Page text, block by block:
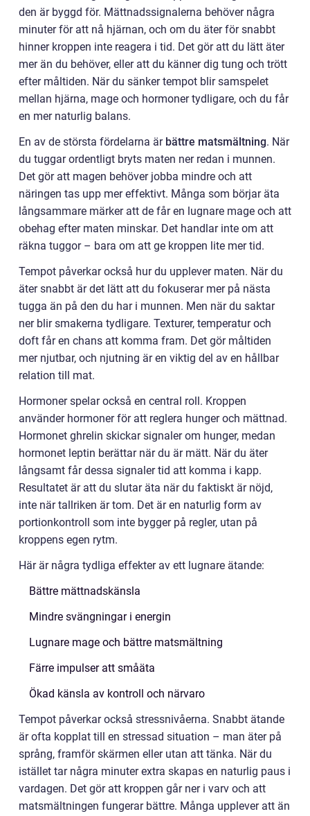
den är byggd för. Mättnadssignalerna behöver några
minuter för att nå hjärnan, och om du äter för snabbt
hinner kroppen inte reagera i tid. Det gör att du lätt äter
mer än du behöver, eller att du känner dig tung och trött
efter måltiden. När du sänker tempot blir samspelet
mellan hjärna, mage och hormoner tydligare, och du får
en mer naturlig balans.
En av de största fördelarna är bättre matsmältning. När
du tuggar ordentligt bryts maten ner redan i munnen.
Det gör att magen behöver jobba mindre och att
näringen tas upp mer effektivt. Många som börjar äta
långsammare märker att de får en lugnare mage och att
obehag efter maten minskar. Det handlar inte om att
räkna tuggor – bara om att ge kroppen lite mer tid.
Tempot påverkar också hur du upplever maten. När du
äter snabbt är det lätt att du fokuserar mer på nästa
tugga än på den du har i munnen. Men när du saktar
ner blir smakerna tydligare. Texturer, temperatur och
doft får en chans att komma fram. Det gör måltiden
mer njutbar, och njutning är en viktig del av en hållbar
relation till mat.
Hormoner spelar också en central roll. Kroppen
använder hormoner för att reglera hunger och mättnad.
Hormonet ghrelin skickar signaler om hunger, medan
hormonet leptin berättar när du är mätt. När du äter
långsamt får dessa signaler tid att komma i kapp.
Resultatet är att du slutar äta när du faktiskt är nöjd,
inte när tallriken är tom. Det är en naturlig form av
portionkontroll som inte bygger på regler, utan på
kroppens egen rytm.
Här är några tydliga effekter av ett lugnare ätande:
Bättre mättnadskänsla
Mindre svängningar i energin
Lugnare mage och bättre matsmältning
Färre impulser att småäta
Ökad känsla av kontroll och närvaro
Tempot påverkar också stressnivåerna. Snabbt ätande
är ofta kopplat till en stressad situation – man äter på
språng, framför skärmen eller utan att tänka. När du
istället tar några minuter extra skapas en naturlig paus i
vardagen. Det gör att kroppen går ner i varv och att
matsmältningen fungerar bättre. Många upplever att än